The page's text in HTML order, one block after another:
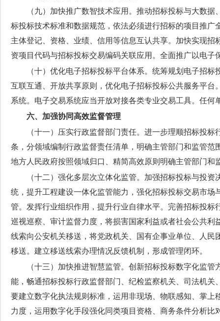
（九）加快推广数智技术应用。 推动招标投标与大数据
标投标技术标准和数据规范，依法必须进行招标的项目推
主体登记、资格、业绩、信用等信息互认共享。加快实现
资项目代码与招标投标交易编码关联应用。全面推广以电
（十）优化电子招标投标平台体系。 统筹规划电子招标
互联互通、开放共享原则，优化电子招标投标公共服务平
系统。电子交易系统应当开放对接各类专业交易工具。任
六、加强协同高效监督管理
（十一）压实行政监督部门责任。 进一步理顺招标投标
条，分领域编制行政监督责任清单，明确主管部门和监管
地方人民政府按照领域归口、精简高效原则明确主管部门和
（十二）强化多层次立体化监管。 加强招标投标与投资
统，提升工程建设一体化监管能力，强化招标投标交易市
管。发挥行业组织作用，提升行业自律水平。完善招标投
巡视巡察、审计监督力度，将损害国家利益或者社会公共
线索向公安机关移送，将党政机关、国有企事业单位、人
移送。建立移送线索办理情况反馈机制，形成管理闭环。
（十三）加快推进智慧监管。 创新招标投标数字化监管
能，畅通招标投标行政监督部门、纪检监察机关、司法机
要建立数字化执法规则标准，运用非现场、物联感知、掌
力度，运用数字化手段强化同类项目资格、商务条件分析比